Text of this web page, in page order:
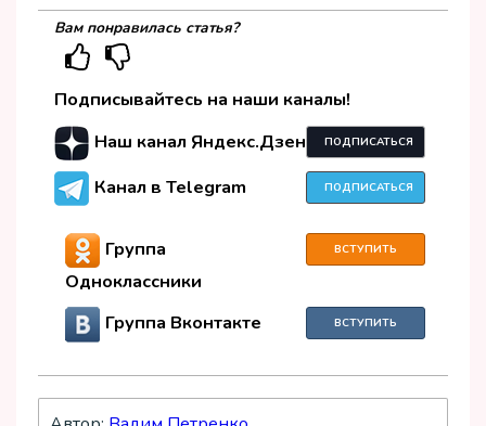
Вам понравилась статья?
Подписывайтесь на наши каналы!
Наш канал Яндекс.Дзен
ПОДПИСАТЬСЯ
Канал в Telegram ПОДПИСАТЬСЯ
Группа
Одноклассники
ВСТУПИТЬ
Группа Вконтакте ВСТУПИТЬ